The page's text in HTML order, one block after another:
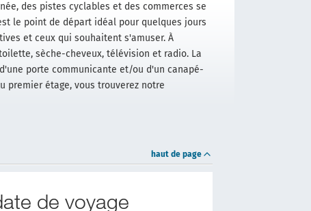
des pistes cyclables et des commerces se
le point de départ idéal pour quelques jours
et ceux qui souhaitent s'amuser. À
sèche-cheveux, télévision et radio. La
porte communicante et/ou d'un canapé-
premier étage, vous trouverez notre
haut de page
de voyage